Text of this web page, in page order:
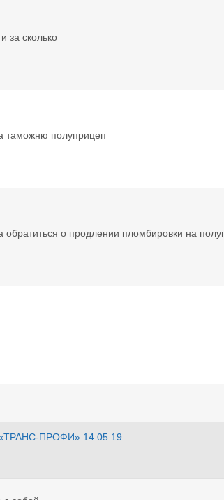
за сколько
таможню полуприцеп
обратиться о продлении пломбировки на
ПРОФИ» 14.05.19